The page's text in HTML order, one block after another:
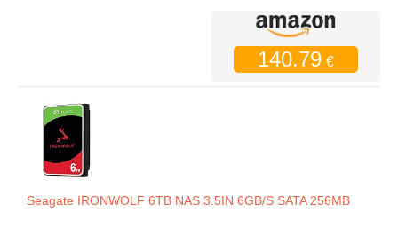
140.79 €
Seagate IRONWOLF 6TB NAS 3.5IN 6GB/S SATA 256MB